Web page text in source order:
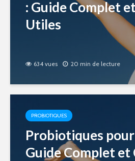
: Guide Complet
Utiles
634 vues 20 min de lecture
PROBIOTIQUES
Probiotiques
Guide Complet et